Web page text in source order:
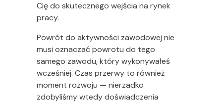
Cię do skutecznego wejścia na rynek
pracy.
Powrót do aktywności zawodowej nie
musi oznaczać powrotu do tego
samego zawodu, który wykonywałeś
wcześniej. Czas przerwy to również
moment rozwoju — nierzadko
zdobyliśmy wtedy doświadczenia